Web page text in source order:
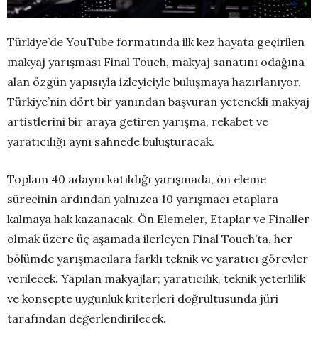
Türkiye’de YouTube formatında ilk kez hayata geçirilen
makyaj yarışması Final Touch, makyaj sanatını odağına
alan özgün yapısıyla izleyiciyle buluşmaya hazırlanıyor.
Türkiye’nin dört bir yanından başvuran yetenekli makyaj
artistlerini bir araya getiren yarışma, rekabet ve
yaratıcılığı aynı sahnede buluşturacak.
Toplam 40 adayın katıldığı yarışmada, ön eleme
sürecinin ardından yalnızca 10 yarışmacı etaplara
kalmaya hak kazanacak. Ön Elemeler, Etaplar ve Finaller
olmak üzere üç aşamada ilerleyen Final Touch’ta, her
bölümde yarışmacılara farklı teknik ve yaratıcı görevler
verilecek. Yapılan makyajlar; yaratıcılık, teknik yeterlilik
ve konsepte uygunluk kriterleri doğrultusunda jüri
tarafından değerlendirilecek.